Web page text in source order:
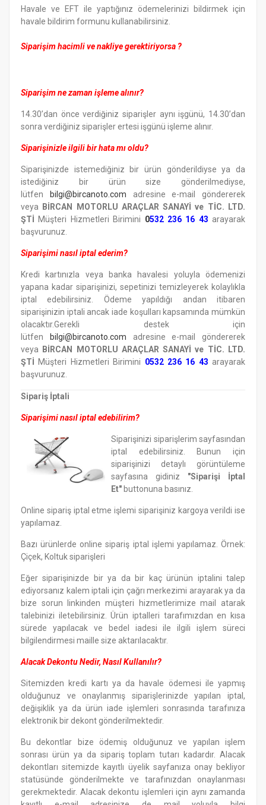
Havale ve EFT ile yaptığınız ödemelerinizi bildirmek için
havale bildirim formunu kullanabilirsiniz.
Siparişim hacimli ve nakliye gerektiriyorsa ?
Siparişim ne zaman işleme alınır?
14.30’dan önce verdiğiniz siparişler aynı işgünü, 14.30’dan
sonra verdiğiniz siparişler ertesi işgünü işleme alınır.
Siparişinizle ilgili bir hata mı oldu?
Siparişinizde istemediğiniz bir ürün gönderildiyse ya da
istediğiniz bir ürün size gönderilmediyse,
lütfen
bilgi@bircanoto.com adresine e-mail göndererek
veya
BİRCAN MOTORLU ARAÇLAR SANAYİ ve TİC. LTD.
ŞTİ Müşteri Hizmetleri Birimini 0532 236 16 43 arayarak
başvurunuz.
Siparişimi nasıl iptal ederim?
Kredi kartınızla veya banka havalesi yoluyla ödemenizi
yapana kadar siparişinizi, sepetinizi temizleyerek kolaylıkla
iptal edebilirsiniz. Ödeme yapıldığı andan itibaren
siparişinizin iptali ancak iade koşulları kapsamında mümkün
olacaktır.Gerekli destek için
lütfen
bilgi@bircanoto.com adresine e-mail göndererek
veya
BİRCAN MOTORLU ARAÇLAR SANAYİ ve TİC. LTD.
ŞTİ Müşteri Hizmetleri Birimini 0532 236 16 43 arayarak
başvurunuz.
Sipariş İptali
Siparişimi nasıl iptal edebilirim?
Siparişinizi siparişlerim sayfasından
iptal edebilirsiniz. Bunun için
siparişinizi detaylı görüntüleme
sayfasına gidiniz "Siparişi İptal
Et" buttonuna basınız.
Online sipariş iptal etme işlemi siparişiniz kargoya verildi ise
yapılamaz.
Bazı ürünlerde online sipariş iptal işlemi yapılamaz. Örnek:
Çiçek, Koltuk siparişleri
Eğer siparişinizde bir ya da bir kaç ürünün iptalini talep
ediyorsanız kalem iptali için çağrı merkezimi arayarak ya da
bize sorun linkinden müşteri hizmetlerimize mail atarak
talebinizi iletebilirsiniz. Ürün iptalleri tarafımızdan en kısa
sürede yapılacak ve bedel iadesi ile ilgili işlem süreci
bilgilendirmesi maille size aktarılacaktır.
Alacak Dekontu Nedir, Nasıl Kullanılır?
Sitemizden kredi kartı ya da havale ödemesi ile yapmış
olduğunuz ve onaylanmış siparişlerinizde yapılan iptal,
değişiklik ya da ürün iade işlemleri sonrasında tarafınıza
elektronik bir dekont gönderilmektedir.
Bu dekontlar bize ödemiş olduğunuz ve yapılan işlem
sonrası ürün ya da sipariş toplam tutarı kadardır. Alacak
dekontları sitemizde kayıtlı üyelik sayfanıza onay bekliyor
statüsünde gönderilmekte ve tarafınızdan onaylanması
gerekmektedir. Alacak dekontu işlemleri için aynı zamanda